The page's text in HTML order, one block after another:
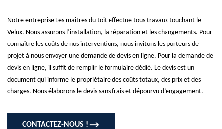
Notre entreprise Les maîtres du toit effectue tous travaux touchant le
Velux. Nous assurons l’installation, la réparation et les changements. Pour
connaître les coûts de nos interventions, nous invitons les porteurs de
projet à nous envoyer une demande de devis en ligne. Pour la demande de
devis en ligne, il suffit de remplir le formulaire dédié. Le devis est un
document qui informe le propriétaire des coûts totaux, des prix et des
charges. Nous élaborons le devis sans frais et dépourvu d’engagement.
CONTACTEZ-NOUS !